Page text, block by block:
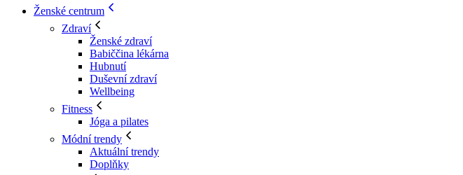
Ženské centrum
Zdraví
Ženské zdraví
Babiččina lékárna
Hubnutí
Duševní zdraví
Wellbeing
Fitness
Jóga a pilates
Módní trendy
Aktuální trendy
Doplňky